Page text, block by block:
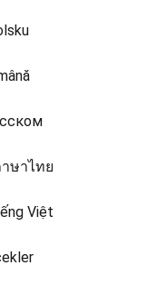
ษาไทย
Việt